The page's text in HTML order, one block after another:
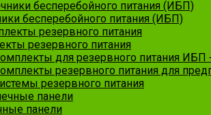
бесперебойного питания (ИБП)
резервного питания
для резервного питания ИБП
резервного питания для
резервного питания
панели